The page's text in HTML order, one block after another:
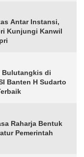
Antar Instansi,
Kunjungi Kanwil
Bulutangkis di
Banten H Sudarto
Raharja Bentuk
Pemerintah